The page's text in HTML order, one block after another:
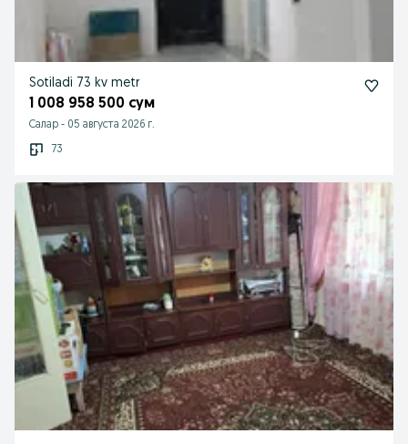
Sotiladi 73 kv metr
1 008 958 500 сум
Салар - 05 августа 2026 г.
73